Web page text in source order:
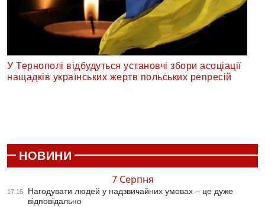
У Тернополі відбудуться установчі збори асоціації
нащадків українських жертв польських репресій
НОВИНИ
7 Серпня
17:15
Нагодувати людей у надзвичайних умовах – це дуже
відповідально